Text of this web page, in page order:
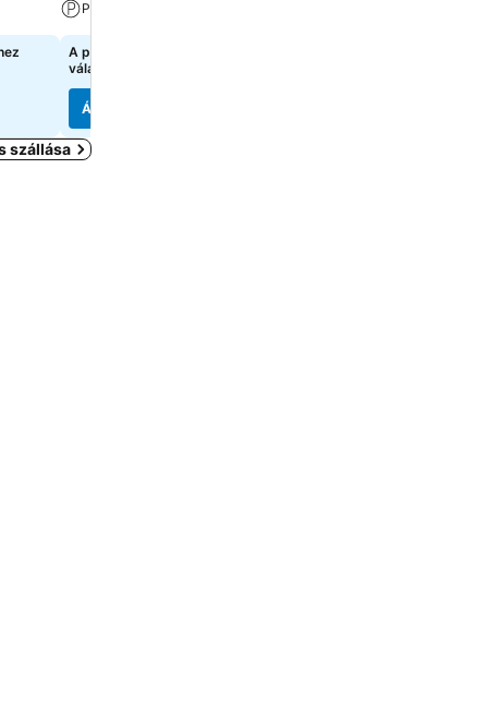
Parkoló
A pontos árak megtekintéséhez
válasszon dátumokat
Árak megjelenítése
szállása